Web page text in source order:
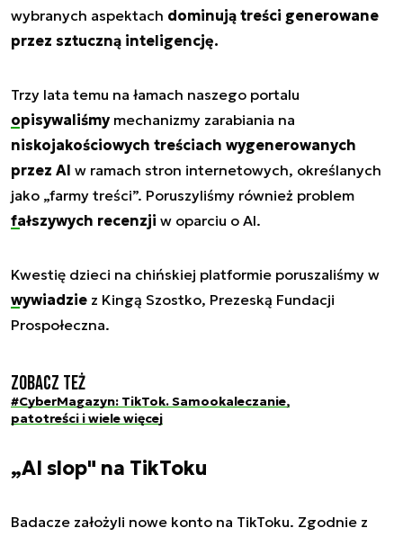
wybranych aspektach dominują treści generowane
przez sztuczną inteligencję.
Trzy lata temu na łamach naszego portalu
opisywaliśmymechanizmy zarabiania na
niskojakościowych treściach wygenerowanych
przez AI w ramach stron internetowych, określanych
jako „farmy treści”. Poruszyliśmy również problem
fałszywych recenzji w oparciu o AI.
Kwestię dzieci na chińskiej platformie poruszaliśmy w
wywiadzie z Kingą Szostko, Prezeską Fundacji
Prospołeczna.
Zobacz też
#CyberMagazyn: TikTok. Samookaleczanie,
patotreści i wiele więcej
„AI slop" na TikToku
Badacze założyli nowe konto na TikToku. Zgodnie z